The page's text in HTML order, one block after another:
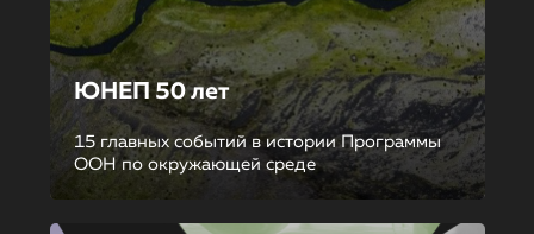
ЮНЕП 50 лет
15 главных событий в истории Программы
ООН по окружающей среде